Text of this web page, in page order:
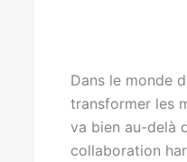
Dans le monde
transformer les
va bien au-delà
collaboration